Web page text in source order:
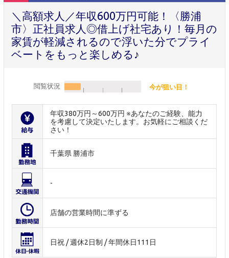
＼高額求人／年収600万円可能！〈勝浦
市〉正社員求人◎借上げ社宅あり！毎月の
家賃が軽減されるので浮いた分でプライ
ベートをもっと楽しめる♪
閲覧状況 今が狙い目！
年収380万円～600万円 ※あなたのご経験、能力
を考慮して決定いたします。お気軽にご相談くだ
さい！
千葉県 勝浦市
-
店舗の営業時間に準ずる
日祝 / 週休2日制 / 年間休日111日